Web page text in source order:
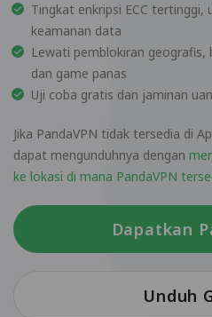
Tingkat enkripsi ECC tertinggi,
keamanan data
Lewati pemblokiran geografis,
dan game panas
Uji coba gratis dan jaminan
Jika PandaVPN tidak tersedia di
dapat mengunduhnya dengan
ke lokasi di mana PandaVPN
Dapatkan
Unduh